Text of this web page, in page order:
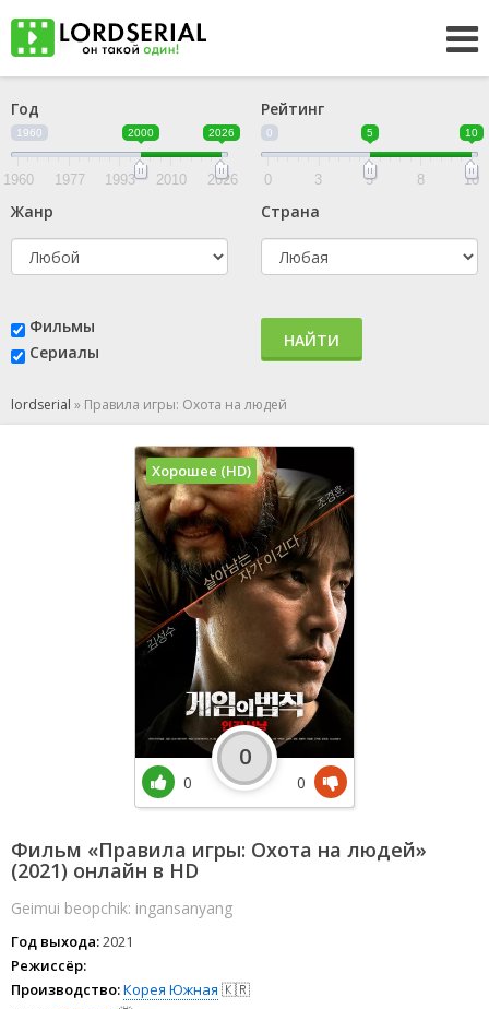
Год
1960 2000 2026
1960 1977 1993 2010 2026
Рейтинг
0 5 10
0 3 5 8 10
Жанр Страна
Фильмы
Сериалы
НАЙТИ
lordserial » Правила игры: Охота на людей
Фильм «Правила игры: Охота на людей»
(2021) онлайн в HD
Geimui beopchik: ingansanyang
Год выхода:2021
Режиссёр:
Производство:Корея Южная 🇰🇷
Хорошее (HD)
0
0
0